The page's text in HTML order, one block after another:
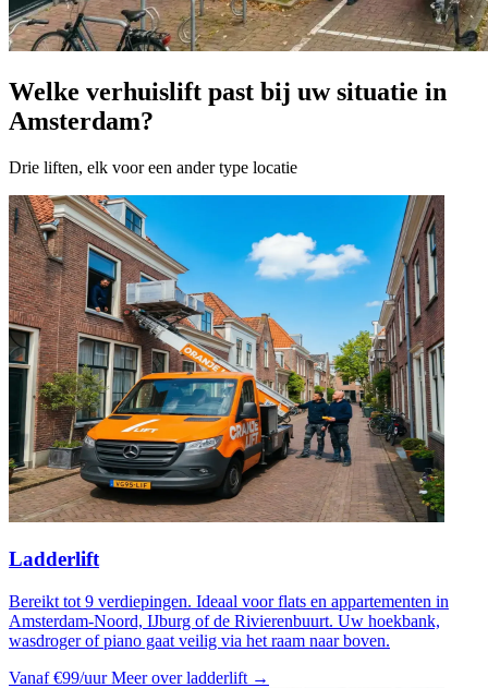
Welke verhuislift past bij uw situatie in
Amsterdam?
Drie liften, elk voor een ander type locatie
Ladderlift
Bereikt tot 9 verdiepingen. Ideaal voor flats en appartementen in
Amsterdam-Noord, IJburg of de Rivierenbuurt. Uw hoekbank,
wasdroger of piano gaat veilig via het raam naar boven.
Vanaf €99/uur Meer over ladderlift →